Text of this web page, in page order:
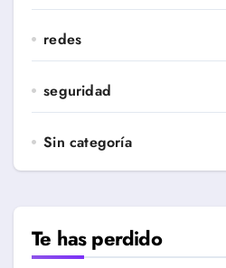
redes
seguridad
Sin categoría
Te has perdido